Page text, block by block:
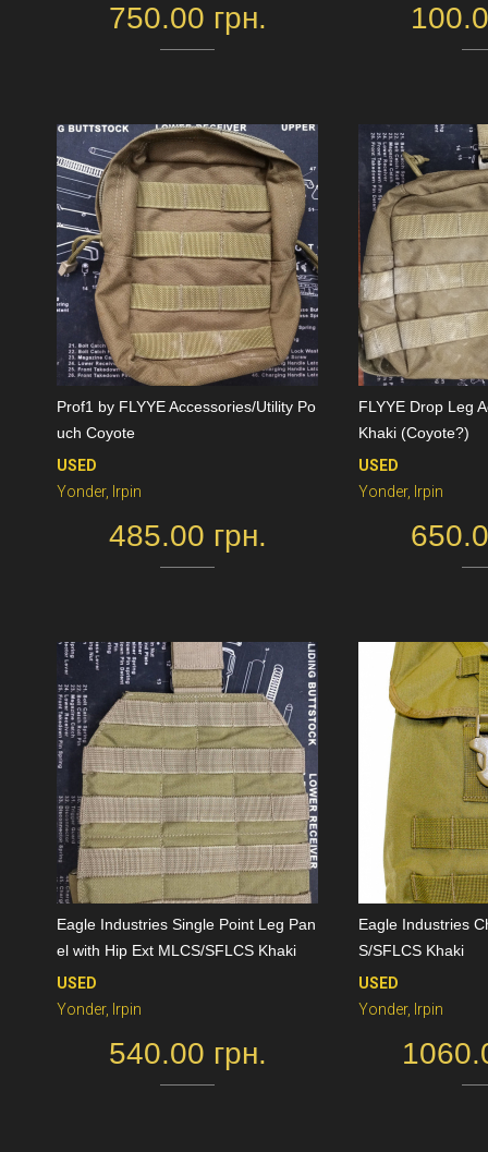
750.00 грн.
Prof1 by FLYYE Accessories/Utility Po
uch Coyote
USED
Yonder, Irpin
485.00 грн.
FLYYE Drop Leg
Khaki (Coyote?)
USED
Yonder, Irpin
Eagle Industries Single Point Leg Pan
el with Hip Ext MLCS/SFLCS Khaki
USED
Yonder, Irpin
540.00 грн.
Eagle Industries
S/SFLCS Khaki
USED
Yonder, Irpin